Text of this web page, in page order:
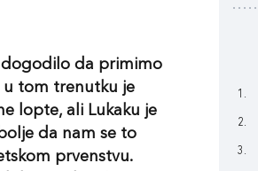
dogodilo da primimo
u tom trenutku je
lopte, ali Lukaku je
da nam se to
prvenstvu.
1.
2.
3.